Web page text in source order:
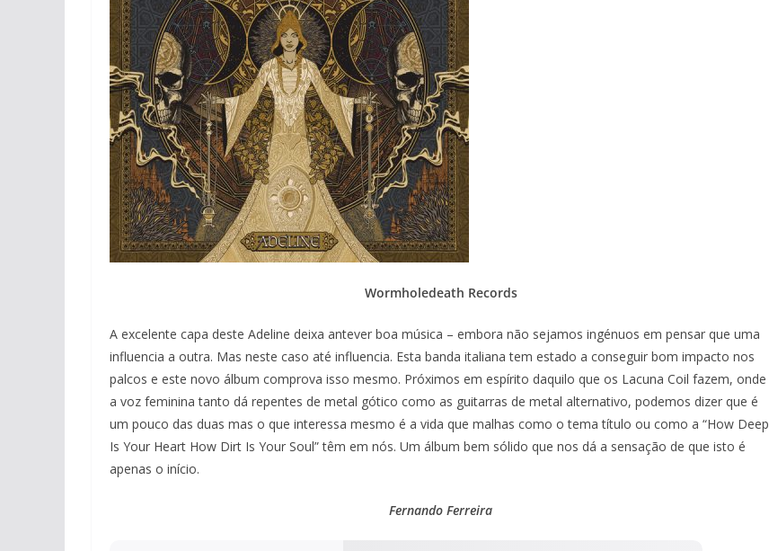
Wormholedeath Records
A excelente capa deste Adeline deixa antever boa música – embora não sejamos ingénuos em pensar que uma
influencia a outra. Mas neste caso até influencia. Esta banda italiana tem estado a conseguir bom impacto nos
palcos e este novo álbum comprova isso mesmo. Próximos em espírito daquilo que os Lacuna Coil fazem, onde
a voz feminina tanto dá repentes de metal gótico como as guitarras de metal alternativo, podemos dizer que é
um pouco das duas mas o que interessa mesmo é a vida que malhas como o tema título ou como a “How Deep
Is Your Heart How Dirt Is Your Soul” têm em nós. Um álbum bem sólido que nos dá a sensação de que isto é
apenas o início.
Fernando Ferreira